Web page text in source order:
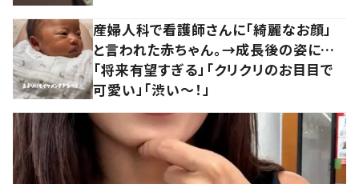
産婦人科で看護師さんに「綺麗なお顔」
と言われた赤ちゃん。→成長後の姿に…
「将来有望すぎる」「クリクリのお目目で
可愛い」「渋い～！」